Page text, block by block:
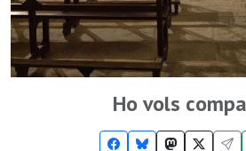
Ho vols